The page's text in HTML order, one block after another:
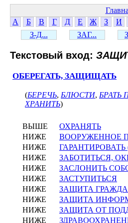
А
Б В Г Д Е Ж З И
З-Д...
ЗАГ...
Текстовый вход:
ОБЕРЕГАТЬ, ЗАЩИЩАТЬ
(БЕРЕЧЬ, БЛЮСТИ, БРАТЬ
ХРАНИТЬ)
ВЫШЕ
ОХРАНЯТЬ
НИЖЕ
ВООРУЖЕННОЕ
НИЖЕ
НИЖЕ
ЗАБОТИТЬСЯ,
НИЖЕ
ЗАСЛОНИТЬ
НИЖЕ
ЗАСТУПИТЬСЯ
НИЖЕ
ЗАЩИТА
НИЖЕ
ЗАЩИТА
НИЖЕ
ЗАЩИТА ОТ
НИЖЕ